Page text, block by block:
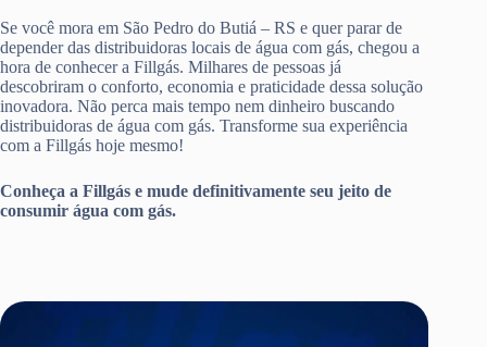
Se você mora em São Pedro do Butiá – RS e quer parar de
depender das distribuidoras locais de água com gás, chegou a
hora de conhecer a Fillgás. Milhares de pessoas já
descobriram o conforto, economia e praticidade dessa solução
inovadora. Não perca mais tempo nem dinheiro buscando
distribuidoras de água com gás. Transforme sua experiência
com a Fillgás hoje mesmo!
Conheça a Fillgás e mude definitivamente seu jeito de
consumir água com gás.